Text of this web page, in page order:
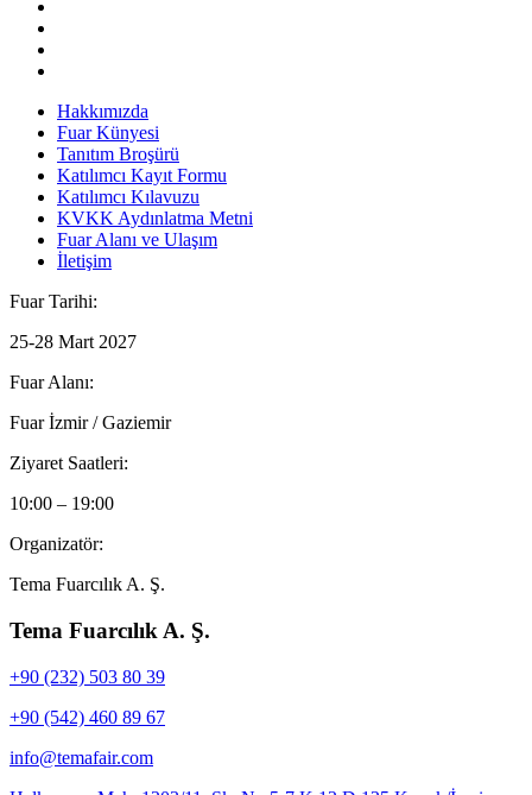
Hakkımızda
Fuar Künyesi
Tanıtım Broşürü
Katılımcı Kayıt Formu
Katılımcı Kılavuzu
KVKK Aydınlatma Metni
Fuar Alanı ve Ulaşım
İletişim
Fuar Tarihi:
25-28 Mart 2027
Fuar Alanı:
Fuar İzmir / Gaziemir
Ziyaret Saatleri:
10:00 – 19:00
Organizatör:
Tema Fuarcılık A. Ş.
Tema Fuarcılık A. Ş.
+90 (232) 503 80 39
+90 (542) 460 89 67
info@temafair.com